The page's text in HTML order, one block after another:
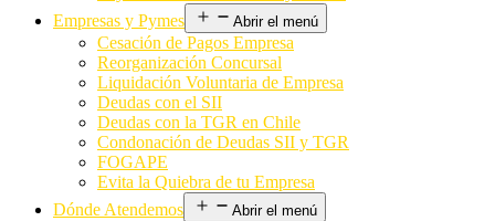
Empresas y Pymes
Abrir el menú
Cesación de Pagos Empresa
Reorganización Concursal
Liquidación Voluntaria de Empresa
Deudas con el SII
Deudas con la TGR en Chile
Condonación de Deudas SII y TGR
FOGAPE
Evita la Quiebra de tu Empresa
Dónde Atendemos
Abrir el menú